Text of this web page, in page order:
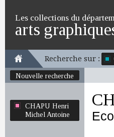
Les collections du
arts
Recherche sur :
Nouvelle recherche
CHAPU Henri
Michel Antoine